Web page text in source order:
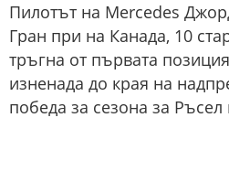
Пилотът на Mercedes
Гран при на Канада, 10
тръгна от първата
изненада до края на
победа за сезона за